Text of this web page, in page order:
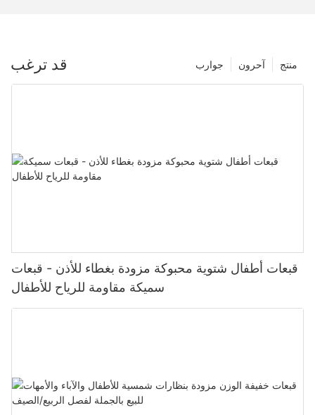
قد ترغب منتج آحرون جوارب
قبعات أطفال شتوية محبوكة مزودة بغطاء للأذن - قبعات
سميكة مقاومة للرياح للأطفال